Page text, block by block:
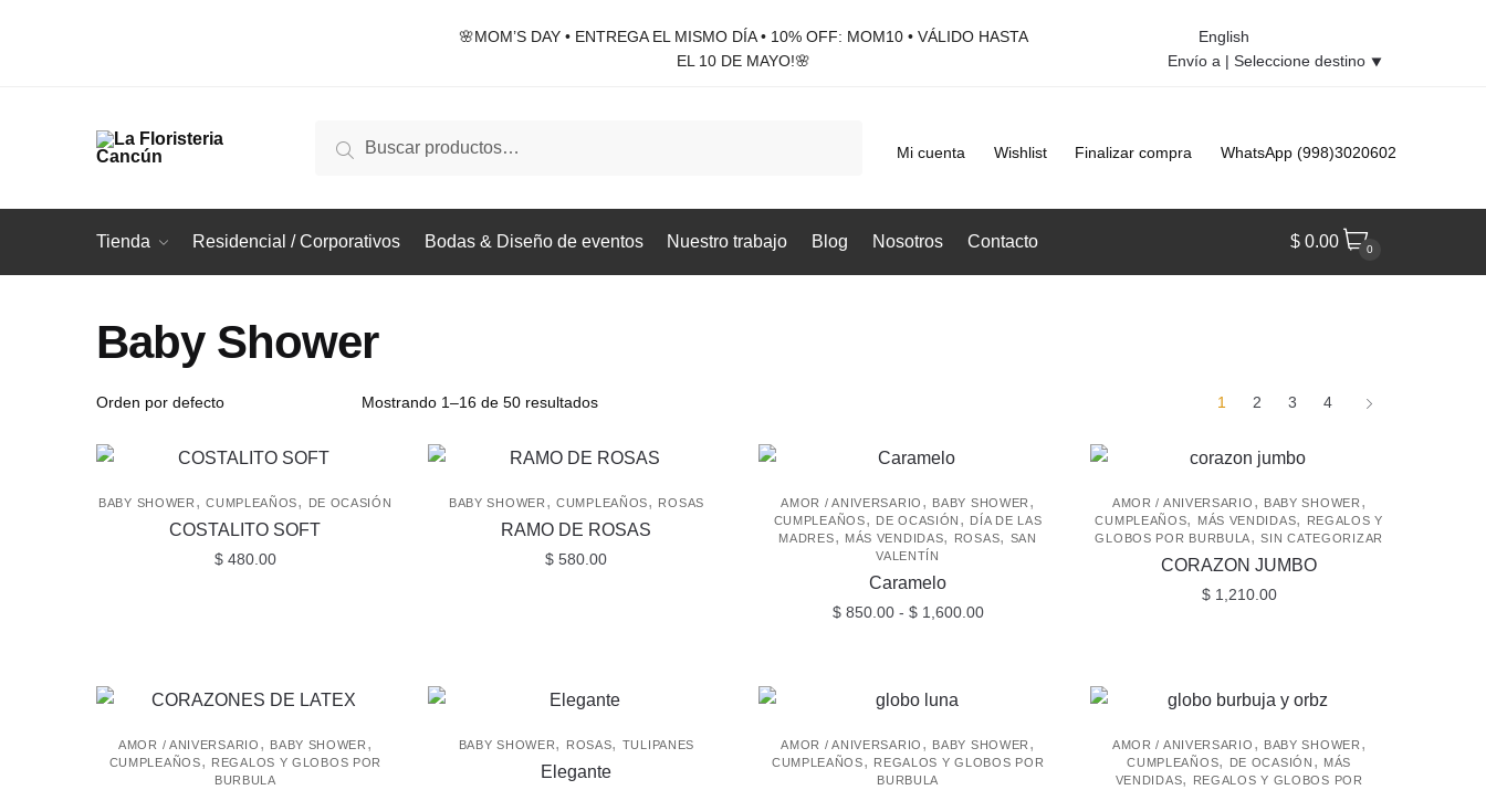
🌸MOM’S DAY • ENTREGA EL MISMO DÍA • 10% OFF: MOM10 • VÁLIDO HASTA
EL 10 DE MAYO!🌸
English
Envío a | Seleccione destino ⯆
por:
Buscar Mi cuenta Wishlist Finalizar compra WhatsApp (998)3020602
Tienda Residencial / Corporativos Bodas & Diseño de eventos Nuestro trabajo Blog Nosotros Contacto $ 0.00 0
Baby Shower
Mostrando 1–16 de 50 resultados 1 2 3 4
BABY SHOWER ,CUMPLEAÑOS, DE OCASIÓN
COSTALITO SOFT
$480.00
BABY SHOWER ,CUMPLEAÑOS, ROSAS
RAMO DE ROSAS
$ 580.00
AMOR / ANIVERSARIO , BABY SHOWER ,
CUMPLEAÑOS, DE OCASIÓN , DÍA DE LAS
MADRES, MÁS VENDIDAS, ROSAS, SAN
VALENTÍN
Caramelo
$850.00 - $1,600.00Rango
$ 1,600.00
tiene
múltiples
variantes.
AMOR / ANIVERSARIO , BABY SHOWER ,
CUMPLEAÑOS, MÁS VENDIDAS,
REGALOS Y
GLOBOS POR BURBULA,SIN CATEGORIZAR
CORAZON JUMBO
$1,210.00
AMOR / ANIVERSARIO , BABY SHOWER ,
CUMPLEAÑOS,
REGALOS Y GLOBOS POR
BURBULA
BABY SHOWER, ROSAS, TULIPANES
Elegante
AMOR / ANIVERSARIO , BABY SHOWER ,
CUMPLEAÑOS,
REGALOS Y GLOBOS POR
BURBULA
AMOR / ANIVERSARIO , BABY SHOWER ,
CUMPLEAÑOS, DE OCASIÓN , MÁS
VENDIDAS,
REGALOS Y GLOBOS POR